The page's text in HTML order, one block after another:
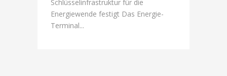
Schlüsselinfrastruktur für die
Energiewende festigt Das Energie-
Terminal...